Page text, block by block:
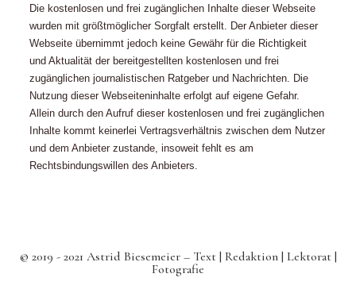
Die kostenlosen und frei zugänglichen Inhalte dieser Webseite
wurden mit größtmöglicher Sorgfalt erstellt. Der Anbieter dieser
Webseite übernimmt jedoch keine Gewähr für die Richtigkeit
und Aktualität der bereitgestellten kostenlosen und frei
zugänglichen journalistischen Ratgeber und Nachrichten. Die
Nutzung dieser Webseiteninhalte erfolgt auf eigene Gefahr.
Allein durch den Aufruf dieser kostenlosen und frei zugänglichen
Inhalte kommt keinerlei Vertragsverhältnis zwischen dem Nutzer
und dem Anbieter zustande, insoweit fehlt es am
Rechtsbindungswillen des Anbieters.
© 2019 - 2021 Astrid Biesemeier – Text | Redaktion | Lektorat |
Fotografie